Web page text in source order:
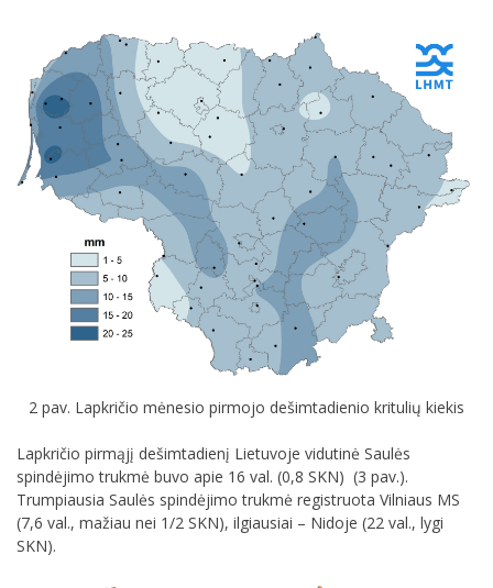
2 pav. Lapkričio mėnesio pirmojo dešimtadienio kritulių kiekis
Lapkričio pirmąjį dešimtadienį Lietuvoje vidutinė Saulės
spindėjimo trukmė buvo apie 16 val. (0,8 SKN) (3 pav.).
Trumpiausia Saulės spindėjimo trukmė registruota Vilniaus MS
(7,6 val., mažiau nei 1/2 SKN), ilgiausiai – Nidoje (22 val., lygi
SKN).